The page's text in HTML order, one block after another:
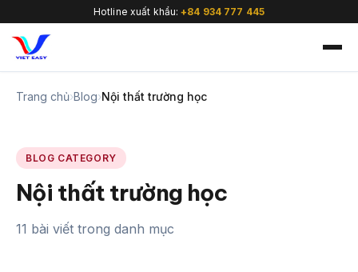
Hotline xuất khẩu:+84 934 777 445
Trang chủ›Blog›Nội thất trường học
BLOG CATEGORY
Nội thất trường học
11 bài viết trong danh mục